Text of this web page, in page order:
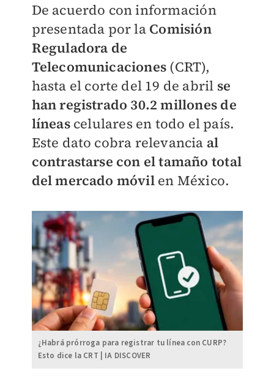
De acuerdo con información
presentada por la Comisión
Reguladora de
Telecomunicaciones (CRT),
hasta el corte del 19 de abril se
han registrado 30.2 millones de
líneascelulares en todo el país.
Este dato cobra relevancia al
contrastarse con el tamaño total
del mercado móvil en México.
¿Habrá prórroga para registrar tu línea con CURP?
Esto dice la CRT | IA DISCOVER